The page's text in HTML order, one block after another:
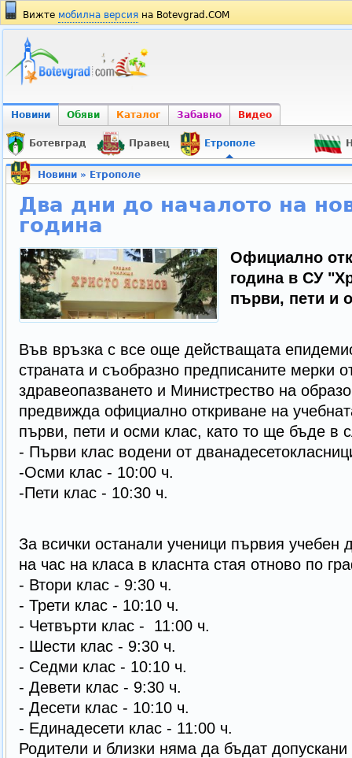
Вижте мобилна версия на Botevgrad.COM
Новини Обяви Каталог Забавно Видео
Ботевград Правец Етрополе
Новини» Етрополе
Два дни до началото на
година
Официално
година в СУ
първи, пети и
Във връзка с все още действащата
страната и съобразно предписаните мерки
здравеопазването и Министрество на
предвижда официално откриване на
първи, пети и осми клас, като то ще бъде в
- Първи клас водени от
-Осми клас - 10:00 ч.
-Пети клас - 10:30 ч.
За всички останали ученици първия
на час на класа в класнта стая отново по
- Втори клас - 9:30 ч.
- Трети клас - 10:10 ч.
- Четвърти клас - 11:00 ч.
- Шести клас - 9:30 ч.
- Седми клас - 10:10 ч.
- Девети клас - 9:30 ч.
- Десети клас - 10:10 ч.
- Единадесети клас - 11:00 ч.
Родители и близки няма да бъдат допускани